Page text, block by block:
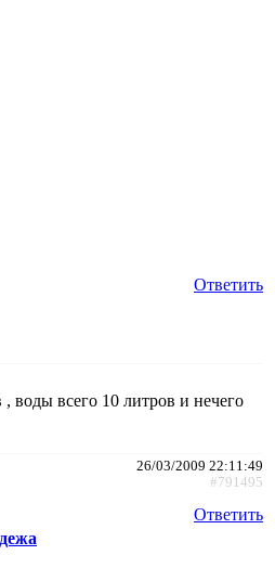
Ответить
воды всего 10 литров и нечего
26/03/2009 22:11:49
#791495
Ответить